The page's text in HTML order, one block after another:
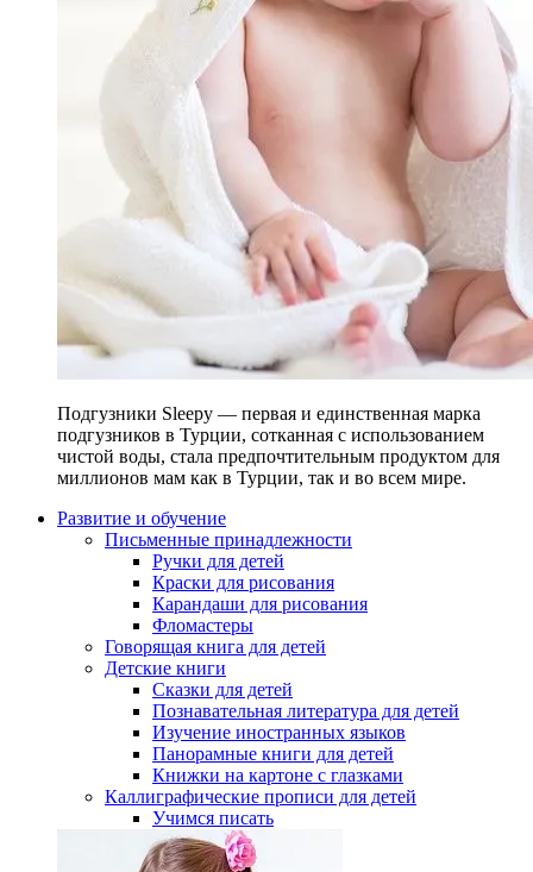
Подгузники Sleepy — первая и единственная марка
подгузников в Турции, сотканная с использованием
чистой воды, стала предпочтительным продуктом для
миллионов мам как в Турции, так и во всем мире.
Развитие и обучение
Письменные принадлежности
Ручки для детей
Краски для рисования
Карандаши для рисования
Фломастеры
Говорящая книга для детей
Детские книги
Сказки для детей
Познавательная литература для детей
Изучение иностранных языков
Панорамные книги для детей
Книжки на картоне с глазками
Каллиграфические прописи для детей
Учимся писать